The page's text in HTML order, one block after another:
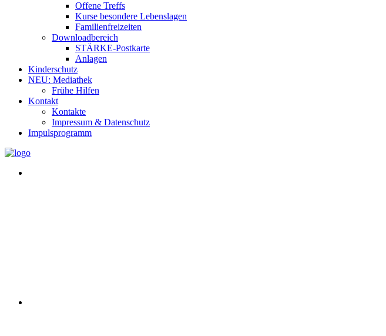
Offene Treffs
Kurse besondere Lebenslagen
Familienfreizeiten
Downloadbereich
STÄRKE-Postkarte
Anlagen
Kinderschutz
NEU: Mediathek
Frühe Hilfen
Kontakt
Kontakte
Impressum & Datenschutz
Impulsprogramm